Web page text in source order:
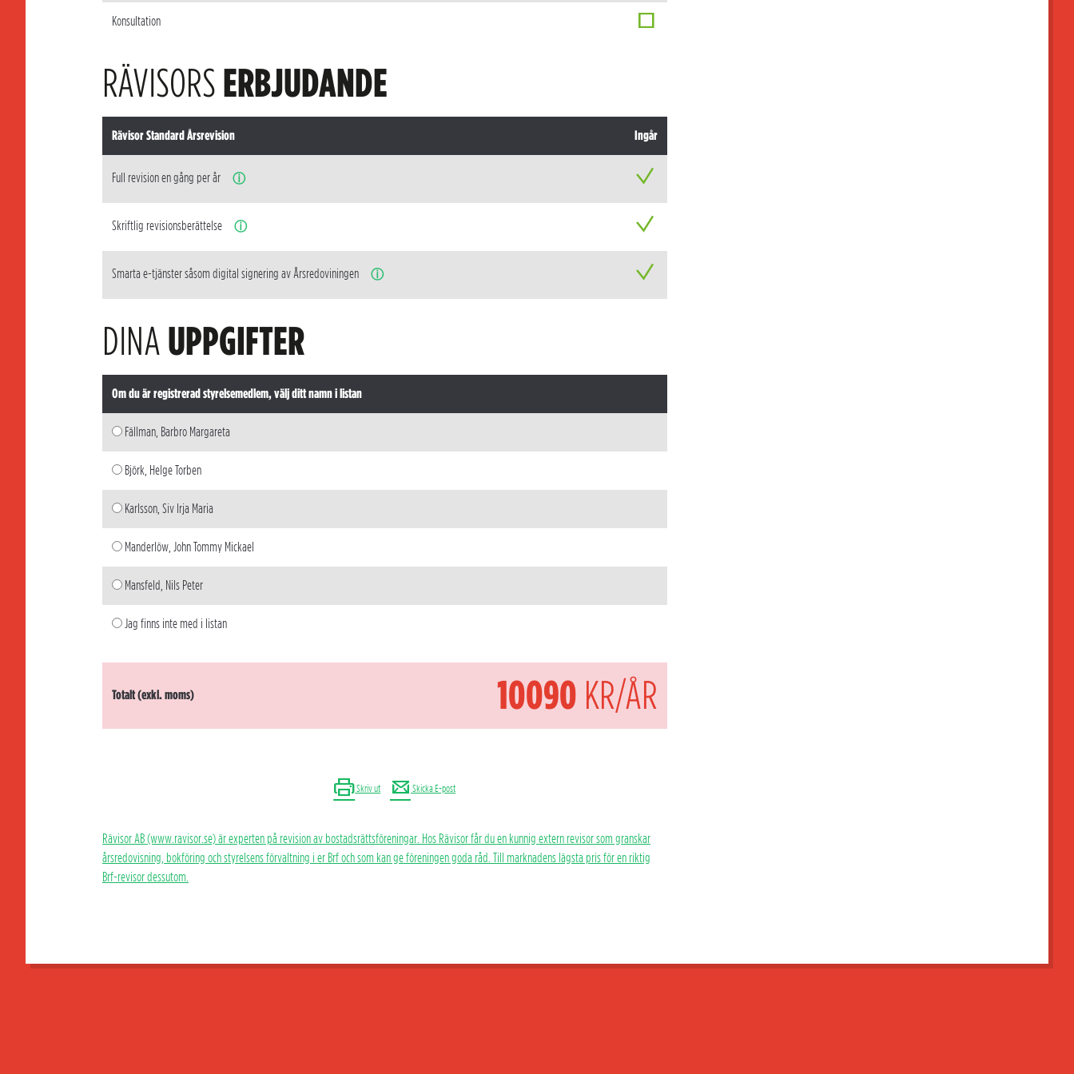
Konsultation
RÄVISORSERBJUDANDE
Rävisor Standard Årsrevision Ingår
Full revision en gång per år ⓘ
Skriftlig revisionsberättelse ⓘ
Smarta e-tjänster såsom digital signering av Årsredoviningen ⓘ
DINAUPPGIFTER
Om du är registrerad styrelsemedlem, välj ditt namn i listan
Fällman, Barbro Margareta
Björk, Helge Torben
Karlsson, Siv Irja Maria
Manderlöw, John Tommy Mickael
Mansfeld, Nils Peter
Jag finns inte med i listan
Totalt (exkl. moms) 10090 KR/ÅR
Skriv ut Skicka E-post
Rävisor AB (www.ravisor.se) är experten på revision av bostadsrättsföreningar. Hos Rävisor får du en kunnig extern revisor som granskar
årsredovisning, bokföring och styrelsens förvaltning i er Brf och som kan ge föreningen goda råd. Till marknadens lägsta pris för en riktig
Brf-revisor dessutom.